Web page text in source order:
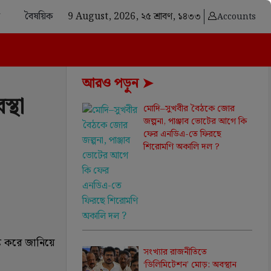
বৈষয়িক 9 August, 2026, ২৫ শ্রাবণ, ১৪৩৩ Accounts
করে জানিয়ে
আরও পড়ুন ➤
মোদি–সুখবীর বৈঠকে জোর
জল্পনা, পাঞ্জাব ভোটের আগে কি
ফের এনডিএ-তে ফিরছে
শিরোমণি অকালি দল ?
সংখ্যার রাজনীতিতে
‘ডিলিমিটেশন’ মোড়: অবস্থান